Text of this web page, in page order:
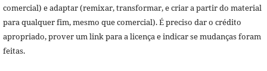
comercial) e adaptar (remixar, transformar, e criar a partir do material
para qualquer fim, mesmo que comercial). É preciso dar o crédito
apropriado, prover um link para a licença e indicar se mudanças foram
feitas.